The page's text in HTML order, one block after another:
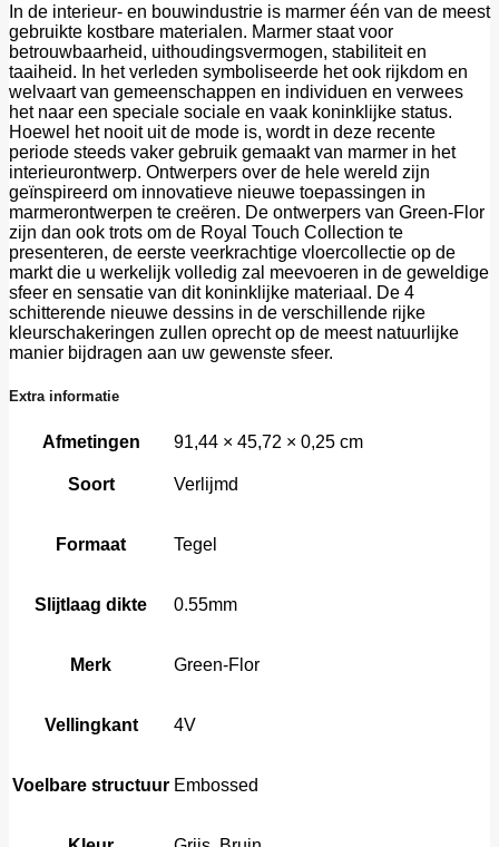
In de interieur- en bouwindustrie is marmer één van de meest
gebruikte kostbare materialen. Marmer staat voor
betrouwbaarheid, uithoudingsvermogen, stabiliteit en
taaiheid. In het verleden symboliseerde het ook rijkdom en
welvaart van gemeenschappen en individuen en verwees
het naar een speciale sociale en vaak koninklijke status.
Hoewel het nooit uit de mode is, wordt in deze recente
periode steeds vaker gebruik gemaakt van marmer in het
interieurontwerp. Ontwerpers over de hele wereld zijn
geïnspireerd om innovatieve nieuwe toepassingen in
marmerontwerpen te creëren. De ontwerpers van Green-Flor
zijn dan ook trots om de Royal Touch Collection te
presenteren, de eerste veerkrachtige vloercollectie op de
markt die u werkelijk volledig zal meevoeren in de geweldige
sfeer en sensatie van dit koninklijke materiaal. De 4
schitterende nieuwe dessins in de verschillende rijke
kleurschakeringen zullen oprecht op de meest natuurlijke
manier bijdragen aan uw gewenste sfeer.
Extra informatie
Afmetingen 91,44 × 45,72 × 0,25 cm
Soort Verlijmd
Formaat Tegel
Slijtlaag dikte 0.55mm
Merk Green-Flor
Vellingkant 4V
Voelbare structuur Embossed